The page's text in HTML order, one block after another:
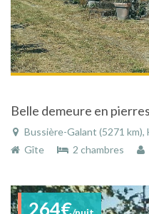
Belle demeure en
Bussière-Galant (5271 km), Haute-
Gîte
2 chambres
264€